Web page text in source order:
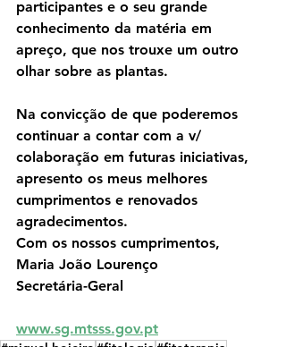
participantes e o seu grande
conhecimento da matéria em
apreço, que nos trouxe um outro
olhar sobre as plantas.
Na convicção de que poderemos
continuar a contar com a v/
colaboração em futuras iniciativas,
apresento os meus melhores
cumprimentos e renovados
agradecimentos.
Com os nossos cumprimentos,
Maria João Lourenço
Secretária-Geral
www.sg.mtsss.gov.pt